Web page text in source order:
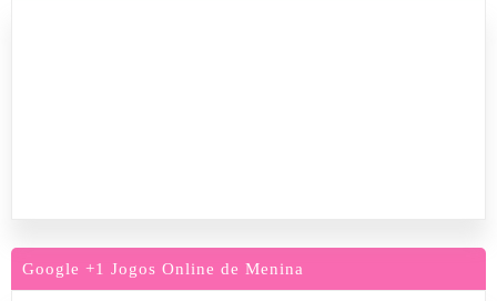
Google +1 Jogos Online de Menina